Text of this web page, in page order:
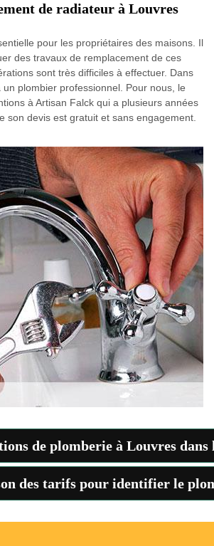
de radiateur à Louvres
pour les propriétaires des maisons. Il
des travaux de remplacement de ces
sont très difficiles à effectuer. Dans
plombier professionnel. Pour nous, le
à Artisan Falck qui a plusieurs années
son devis est gratuit et sans engagement.
de plomberie à Louvres dans
des tarifs pour identifier le